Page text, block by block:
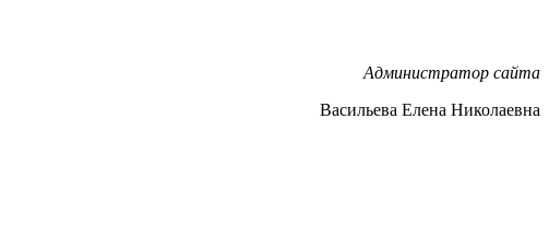
Администратор сайта
Васильева Елена Николаевна